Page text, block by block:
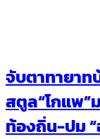
จับตาทายา
สตูล“โกแพ”
ท้องถิ่น-ปม